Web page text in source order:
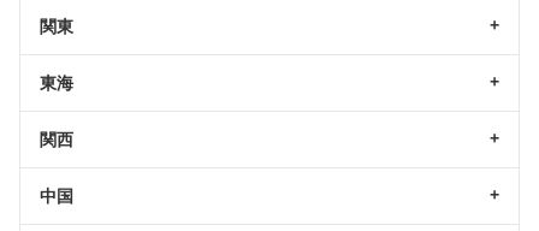
関東
東海
関西
中国